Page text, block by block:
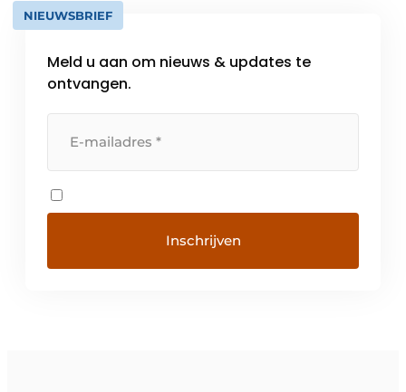
NIEUWSBRIEF
Meld u aan om nieuws & updates te
ontvangen.